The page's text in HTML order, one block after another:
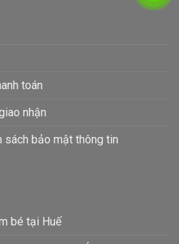
toán
nhận
sách bảo mật thông tin
bé tại Huế